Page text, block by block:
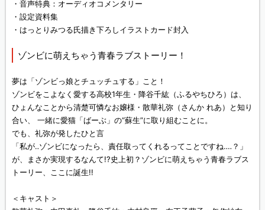
・音声特典：オーディオコメンタリー
・設定資料集
・はっとりみつる氏描き下ろしイラストカード封入
ゾンビに萌えちゃう青春ラブストーリー！
夢は「ゾンビっ娘とチュッチュする」こと！
ゾンビをこよなく愛する高校1年生・降谷千紘（ふるやちひろ）は、
ひょんなことから清楚可憐なお嬢様・散華礼弥（さんか れあ）と知り
合い、 一緒に愛猫「ばーぶ」の“蘇生”に取り組むことに。
でも、礼弥が発したひと言
「私が‥ゾンビになったら、責任取ってくれるってことですね‥‥？」
が、まさか実現するなんて!?史上初？ゾンビに萌えちゃう青春ラブス
トーリー、ここに誕生!!
＜キャスト＞